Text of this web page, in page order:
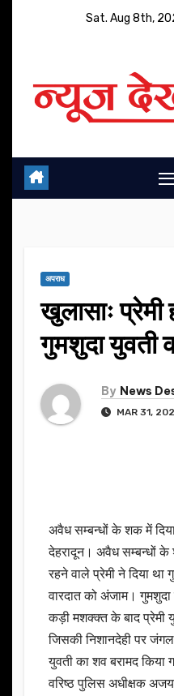
Sat. Aug 8th,
अपराध
खुलासाः प्रेमी
गुमशुदा युवती
By News
MAR 31,
अवैध सम्बन्धों के शक में
देहरादून। अवैध सम्बन्धों
रहने वाले प्रेमी ने दिया था
वारदात को अंजाम।
कड़ी मशक्क्त के बाद प्रेमी
जिसकी निशानदेही पर
युवती का शव बरामद किया
वरिष्ठ पुलिस अधीक्षक